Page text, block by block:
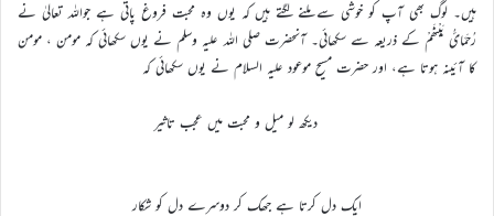
ہیں۔ لوگ بھی آپ کو خوشی سے ملنے لگتے ہیں کہ یوں وہ محبت فروغ پاتی ہے جواللہ تعالیٰ نے
رُحَمَائُ بَیْنَھُمْ کے ذریعہ سے سکھائی۔ آنحضرت صلی اللہ علیہ وسلم نے یوں سکھائی کہ مومن ، مومن
کا آئینہ ہوتا ہے، اور حضرت مسیح موعود علیہ السلام نے یوں سکھائی کہ
دیکھ لو میل و محبت میں عجب تاثیر
ایک دل کرتا ہے جھک کر دوسرے دل کو شکار